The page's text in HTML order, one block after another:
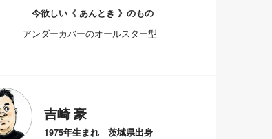
今欲しい《 あんとき 》のもの
アンダーカバーのオールスター型
吉崎 豪
1975年生まれ 茨城県出身